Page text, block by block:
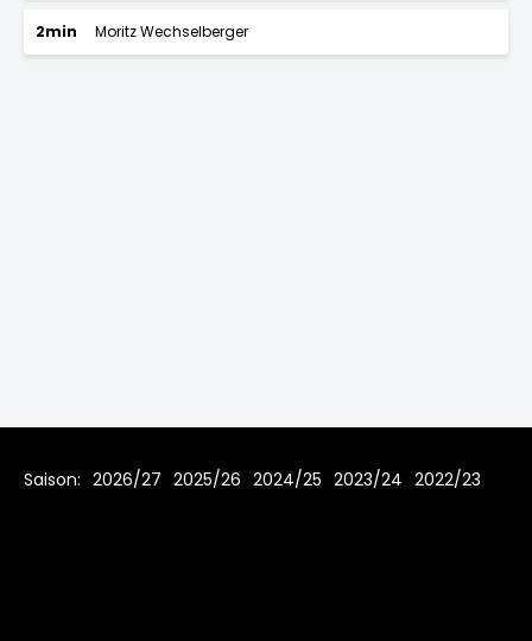
2min Moritz Wechselberger
Saison: 2026/27 2025/26 2024/25 2023/24 2022/23